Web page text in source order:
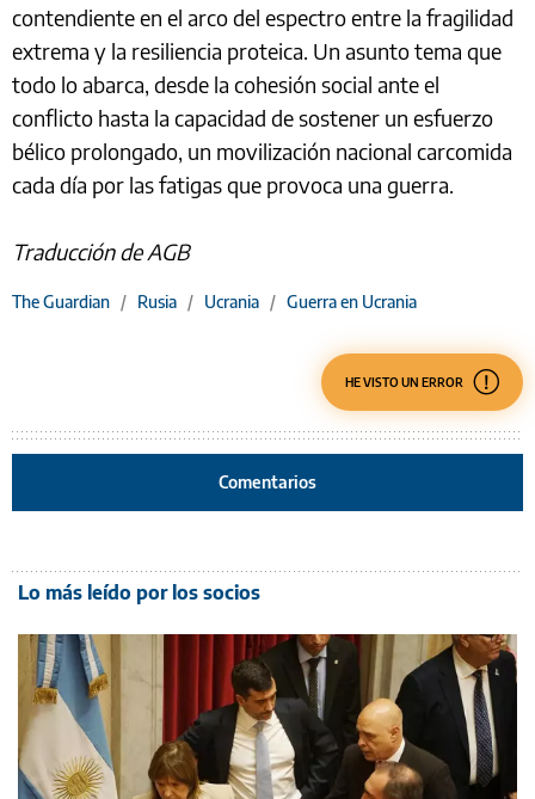
contendiente en el arco del espectro entre la fragilidad
extrema y la resiliencia proteica. Un asunto tema que
todo lo abarca, desde la cohesión social ante el
conflicto hasta la capacidad de sostener un esfuerzo
bélico prolongado, un movilización nacional carcomida
cada día por las fatigas que provoca una guerra.
Traducción de AGB
The Guardian / Rusia / Ucrania / Guerra en Ucrania
HE VISTO UN ERROR
Comentarios
Lo más leído por los socios